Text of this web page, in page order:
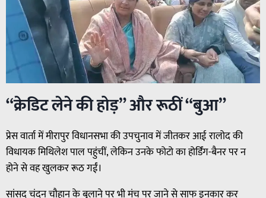
“क्रेडिट लेने की होड़” और रूठीं “बुआ”
प्रेस वार्ता में मीरापुर विधानसभा की उपचुनाव में जीतकर आई रालोद की
विधायक मिथिलेश पाल पहुंचीं, लेकिन उनके फोटो का होर्डिंग-बैनर पर न
होने से वह खुलकर रूठ गईं।
सांसद चंदन चौहान के बुलाने पर भी मंच पर जाने से साफ इनकार कर